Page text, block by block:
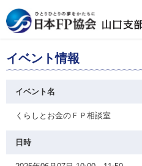
イベント情報
イベント名
くらしとお金のＦＰ相談室
日時